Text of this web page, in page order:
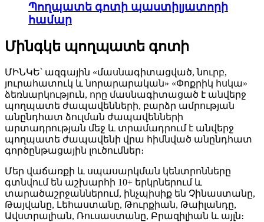
Պողպատե գոտի պաստիլյատորի
համար
Մինգկե պողպատե գոտի
ՄԻՆԿԵ՝ ազգային «մասնագիտացված, նուրբ,
յուրահատուկ և նորարարական» «Փոքրիկ հսկա»
ձեռնարկություն, որը մասնագիտացած է անվերջ
պողպատե ժապավենների, բարձր ամրության
անընդհատ ձուլման ժապավենների
արտադրության մեջ և տրամադրում է անվերջ
պողպատե ժապավենի վրա հիմնված անընդհատ
գործընթացային լուծումներ։
Մեր վաճառքի և սպասարկման կենտրոնները
գտնվում են աշխարհի 10+ երկրներում և
տարածաշրջաններում, ինչպիսիք են Չինաստանը,
Թայվանը, Լեհաստանը, Թուրքիան, Թաիլանդը,
Ավստրալիան, Ռուսաստանը, Բրազիլիան և այլն։